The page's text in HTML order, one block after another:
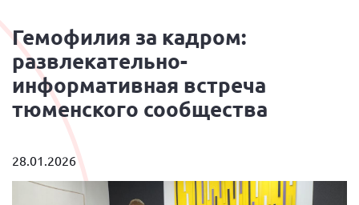
Гемофилия за кадром:
развлекательно-
информативная встреча
тюменского сообщества
28.01.2026